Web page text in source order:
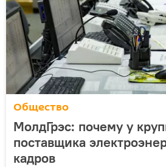
Общество
МолдГрэс: почему у
поставщика
кадров